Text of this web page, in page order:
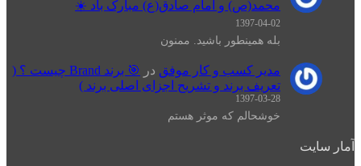
محمد(ص) و امام صادق(ع) مبارک باد ☀️
1397-04-02
بله همینطور باشید. ممنون
مدیر کسب و کار موفق در
🎯 برند Brand چیست ؟ (
تعریف برند و تشریح اجزای اصلی برند )
1397-03-28
خوشحالم که موثر هستم
آمار سایت